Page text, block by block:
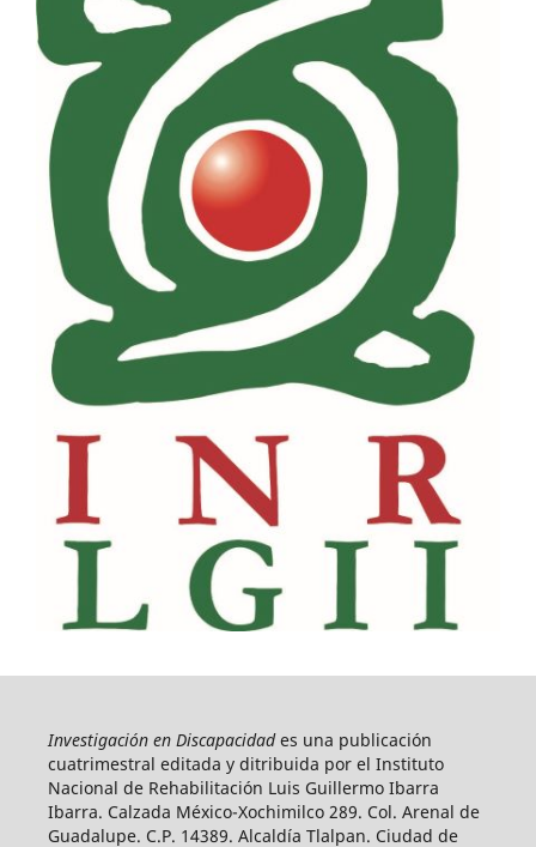
Investigación en Discapacidades una publicación
cuatrimestral editada y ditribuida por el Instituto
Nacional de Rehabilitación Luis Guillermo Ibarra
Ibarra. Calzada México-Xochimilco 289. Col. Arenal de
Guadalupe. C.P. 14389. Alcaldía Tlalpan. Ciudad de